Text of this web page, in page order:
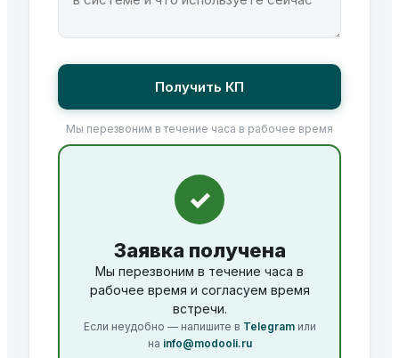
Получить КП
Мы перезвоним в течение часа в рабочее время
✓
Заявка получена
Мы перезвоним в течение часа в
рабочее время и согласуем время
встречи.
Если неудобно — напишите в Telegramили
на info@modooli.ru